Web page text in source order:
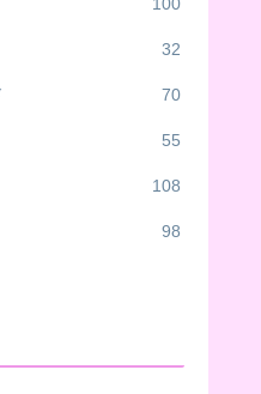
32
70
55
108
98